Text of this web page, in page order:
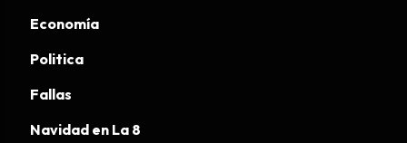
Economía
Politica
Fallas
Navidad en La 8